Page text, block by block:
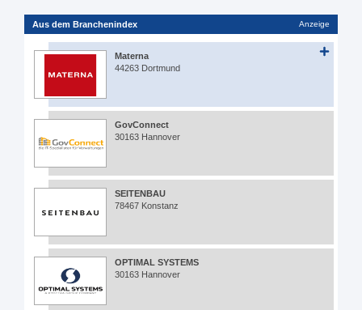
Aus dem Branchenindex Anzeige
Materna
44263 Dortmund
GovConnect
30163 Hannover
SEITENBAU
78467 Konstanz
OPTIMAL SYSTEMS
30163 Hannover